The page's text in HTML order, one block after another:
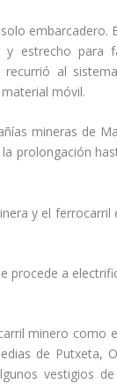
embarcadero.
estrecho para
al
móvil.
mineras de
prolongación
y el
procede a
minero como
de Putxeta,
vestigios